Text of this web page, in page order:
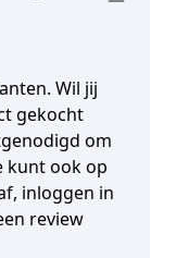
Wil jij
gekocht
om
kunt ook op
inloggen in
review